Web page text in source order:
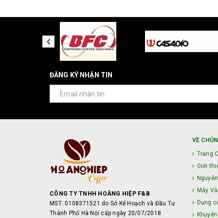
ĐĂNG KÝ NHẬN TIN
CÔNG TY TNHH HOÀNG HIỆP F&B
MST: 0108371521 do Sở Kế Hoạch và Đầu Tư
Thành Phố Hà Nội cấp ngày 20/07/2018
VỀ
Trang
Giới
Máy
Dụng